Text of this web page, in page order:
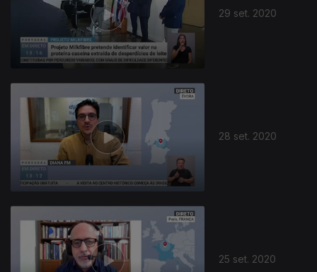
29 set. 2020
28 set. 2020
25 set. 2020